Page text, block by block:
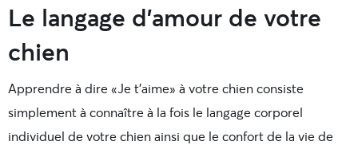
Le langage d’amour de votre
chien
Apprendre à dire «Je t’aime» à votre chien consiste
simplement à connaître à la fois le langage corporel
individuel de votre chien ainsi que le confort de la vie de